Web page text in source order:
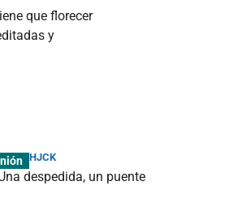
que florecer
y
HJCK
despedida, un puente